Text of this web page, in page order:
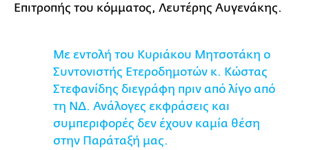
Επιτροπής του κόμματος, Λευτέρης Αυγενάκης.
Με εντολή του Κυριάκου Μητσοτάκη ο
Συντονιστής Ετεροδημοτών κ. Κώστας
Στεφανίδης διεγράφη πριν από λίγο από
τη ΝΔ. Ανάλογες εκφράσεις και
συμπεριφορές δεν έχουν καμία θέση
στην Παράταξή μας.